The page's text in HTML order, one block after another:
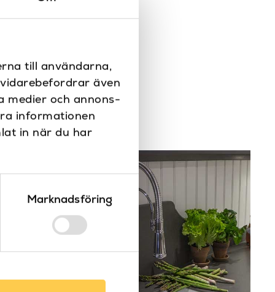
till användarna,
även
medier och annons-
informationen
in när du har
Marknadsföring